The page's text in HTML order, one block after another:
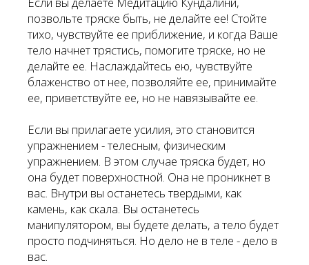
позвольте тряске быть, не делайте ее! Стойте
тихо, чувствуйте ее приближение, и когда Ваше
тело начнет трястись, помогите тряске, но не
делайте ее. Наслаждайтесь ею, чувствуйте
блаженство от нее, позволяйте ее, принимайте
ее, приветствуйте ее, но не навязывайте ее.
Если вы прилагаете усилия, это становится
упражнением - телесным, физическим
упражнением. В этом случае тряска будет, но
она будет поверхностной. Она не проникнет в
вас. Внутри вы останетесь твердыми, как
камень, как скала. Вы останетесь
манипулятором, вы будете делать, а тело будет
просто подчиняться. Но дело не в теле - дело в
вас.